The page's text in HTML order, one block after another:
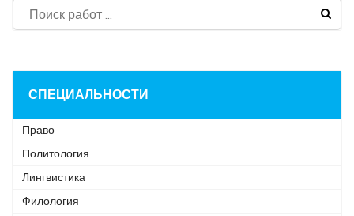
СПЕЦИАЛЬНОСТИ
Право
Политология
Лингвистика
Филология